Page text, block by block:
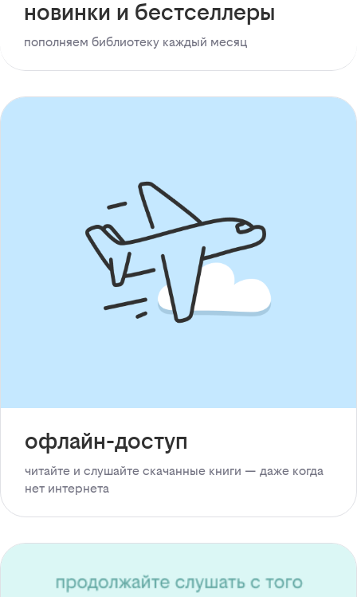
новинки и бестселлеры
пополняем библиотеку каждый месяц
офлайн-доступ
читайте и слушайте скачанные книги — даже когда
нет интернета